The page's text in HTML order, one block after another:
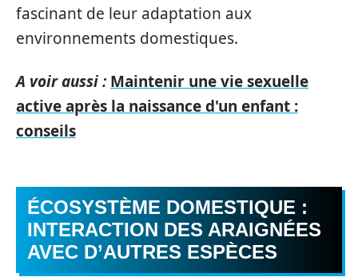
fascinant de leur adaptation aux
environnements domestiques.
A voir aussi : Maintenir une vie sexuelle
active après la naissance d'un enfant :
conseils
ÉCOSYSTÈME DOMESTIQUE :
INTERACTION DES ARAIGNÉES
AVEC D’AUTRES ESPÈCES